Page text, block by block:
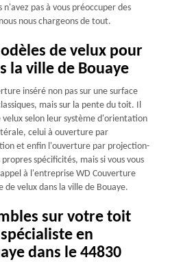
pas à vous préoccuper des
nous chargeons de tout.
de velux pour
la ville de Bouaye
inséré non pas sur une surface
mais sur la pente du toit. Il
selon leur système d'orientation
celui à ouverture par
et enfin l'ouverture par projection-
spécificités, mais si vous vous
à l'entreprise WD Couverture
de velux dans la ville de Bouaye.
sur votre toit
en
dans le 44830